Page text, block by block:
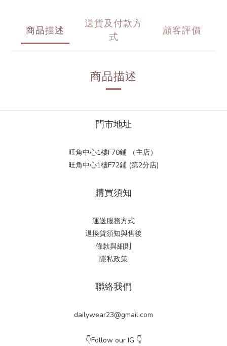
商品描述
送貨及付款方
式
顧客評價
商品描述
門市地址
旺角中心1樓F70鋪 （主店）
旺角中心1樓F72鋪 (第2分店)
購買須知
運送服務方式
退換貨須知與售後
條款與細則
隱私政策
聯絡我們
dailywear23@gmail.com
👇Follow our IG 👇